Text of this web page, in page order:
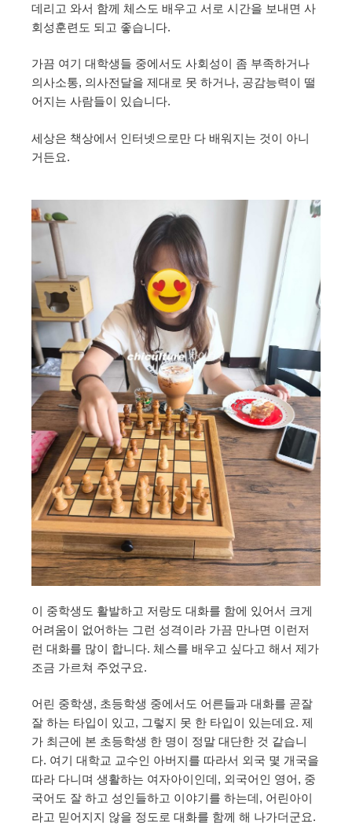
데리고 와서 함께 체스도 배우고 서로 시간을 보내면 사
회성훈련도 되고 좋습니다.
가끔 여기 대학생들 중에서도 사회성이 좀 부족하거나
의사소통, 의사전달을 제대로 못 하거나, 공감능력이 떨
어지는 사람들이 있습니다.
세상은 책상에서 인터넷으로만 다 배워지는 것이 아니
거든요.
이 중학생도 활발하고 저랑도 대화를 함에 있어서 크게
어려움이 없어하는 그런 성격이라 가끔 만나면 이런저
런 대화를 많이 합니다. 체스를 배우고 싶다고 해서 제가
조금 가르쳐 주었구요.
어린 중학생, 초등학생 중에서도 어른들과 대화를 곧잘
잘 하는 타입이 있고, 그렇지 못 한 타입이 있는데요. 제
가 최근에 본 초등학생 한 명이 정말 대단한 것 같습니
다. 여기 대학교 교수인 아버지를 따라서 외국 몇 개국을
따라 다니며 생활하는 여자아이인데, 외국어인 영어, 중
국어도 잘 하고 성인들하고 이야기를 하는데, 어린아이
라고 믿어지지 않을 정도로 대화를 함께 해 나가더군요.